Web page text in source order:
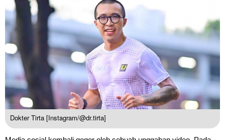
Dokter Tirta [Instagram/@dr.tirta]